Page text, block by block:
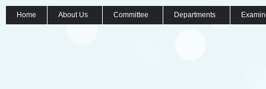
Home About Us Committee Departments